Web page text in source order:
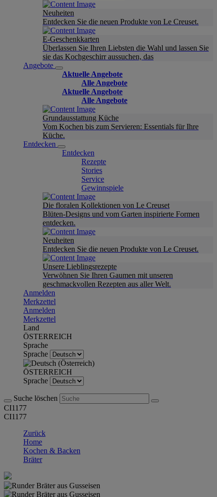
Neuheiten
Entdecken Sie die neuen Produkte von Le Creuset.
E-Geschenkkarten
Überlassen Sie Ihren Liebsten die Wahl und lassen Sie
sie das Kochgeschirr aussuchen, das
Angebote
Aktuelle Angebote
Alle Angebote
Aktuelle Angebote
Alle Angebote
Grundausstattung Küche
Vom Kochen bis zum Servieren: Essentials für Ihre
Küche.
Entdecken
Entdecken
Rezepte
Stories
Service
Gewinnspiele
Die floralen Kollektionen von Le Creuset
Blüten-Designs und vom Garten inspirierte Formen
entdecken.
Neuheiten
Entdecken Sie die neuen Produkte von Le Creuset.
Unsere Lieblingsrezepte
Verwöhnen Sie Ihren Gaumen mit unseren
geschmackvollen Rezepten aus aller Welt.
Anmelden
Merkzettel
Anmelden
Merkzettel
Land
ÖSTERREICH
Sprache
Sprache
ÖSTERREICH
Sprache
Suche löschen
CI1177
CI1177
Zurück
Home
Kochen & Backen
Bräter